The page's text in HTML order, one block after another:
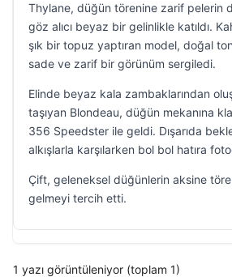
Thylane, düğün törenine zarif pelerin
göz alıcı beyaz bir gelinlikle katıldı.
şık bir topuz yaptıran model, doğal
sade ve zarif bir görünüm sergiledi.
Elinde beyaz kala zambaklarından
taşıyan Blondeau, düğün mekanına
356 Speedster ile geldi. Dışarıda
alkışlarla karşılarken bol bol hatıra
Çift, geleneksel düğünlerin aksine
gelmeyi tercih etti.
1 yazı görüntüleniyor (toplam 1)